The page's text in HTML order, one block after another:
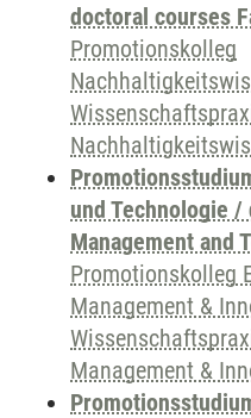
doctoral courses
Promotionskolleg
und Technologie
Management and
Promotionskolleg
Management &
Management &